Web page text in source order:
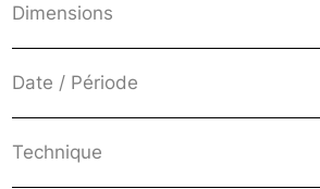
Dimensions
Date / Période
Technique